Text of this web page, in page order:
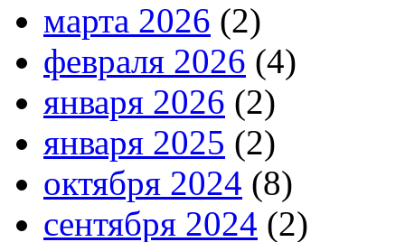
марта 2026 (2)
февраля 2026 (4)
января 2026 (2)
января 2025 (2)
октября 2024 (8)
сентября 2024 (2)